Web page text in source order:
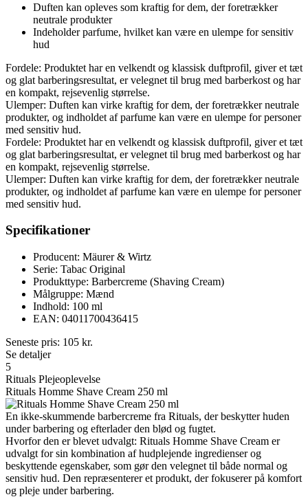
Duften kan opleves som kraftig for dem, der foretrækker
neutrale produkter
Indeholder parfume, hvilket kan være en ulempe for sensitiv
hud
Fordele: Produktet har en velkendt og klassisk duftprofil, giver et tæt
og glat barberingsresultat, er velegnet til brug med barberkost og har
en kompakt, rejsevenlig størrelse.
Ulemper: Duften kan virke kraftig for dem, der foretrækker neutrale
produkter, og indholdet af parfume kan være en ulempe for personer
med sensitiv hud.
Fordele: Produktet har en velkendt og klassisk duftprofil, giver et tæt
og glat barberingsresultat, er velegnet til brug med barberkost og har
en kompakt, rejsevenlig størrelse.
Ulemper: Duften kan virke kraftig for dem, der foretrækker neutrale
produkter, og indholdet af parfume kan være en ulempe for personer
med sensitiv hud.
Specifikationer
Producent: Mäurer & Wirtz
Serie: Tabac Original
Produkttype: Barbercreme (Shaving Cream)
Målgruppe: Mænd
Indhold: 100 ml
EAN: 04011700436415
Seneste pris: 105 kr.
Se detaljer
5
Rituals Plejeoplevelse
Rituals Homme Shave Cream 250 ml
En ikke-skummende barbercreme fra Rituals, der beskytter huden
under barbering og efterlader den blød og fugtet.
Hvorfor den er blevet udvalgt: Rituals Homme Shave Cream er
udvalgt for sin kombination af hudplejende ingredienser og
beskyttende egenskaber, som gør den velegnet til både normal og
sensitiv hud. Den repræsenterer et produkt, der fokuserer på komfort
og pleje under barbering.